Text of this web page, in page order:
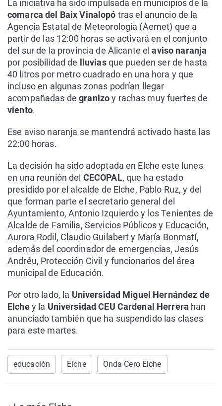
La iniciativa ha sido impulsada en municipios de la
comarca del Baix Vinalopó tras el anuncio de la
Agencia Estatal de Meteorología (Aemet) que a
partir de las 12:00 horas se activará en el conjunto
del sur de la provincia de Alicante elaviso naranja
por posibilidad de
lluviasque pueden ser de hasta
40 litros por metro cuadrado en una hora y que
incluso en algunas zonas podrían llegar
acompañadas degranizoy rachas muy fuertes de
viento.
Ese aviso naranja se mantendrá activado hasta las
22:00 horas.
La decisión ha sido adoptada en Elche este lunes
en una reunión del CECOPAL, que ha estado
presidido por el alcalde de Elche, Pablo Ruz, y del
que forman parte el secretario general del
Ayuntamiento, Antonio Izquierdo y los Tenientes de
Alcalde de Familia, Servicios Públicos y Educación,
Aurora Rodil, Claudio Guilabert y María Bonmatí,
además del coordinador de emergencias, Jesús
Andréu, Protección Civil y funcionarios del área
municipal de Educación.
Por otro lado, la Universidad Miguel Hernández de
Elchey la Universidad CEU Cardenal Herrera han
anunciado también que ha suspendido las clases
para este martes.
educación Elche Onda Cero Elche